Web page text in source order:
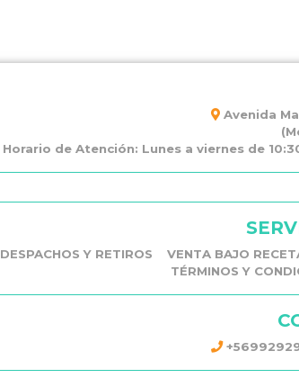
Avenida
Horario de Atención: Lunes a viernes de
DESPACHOS Y RETIROS VENTA BAJO
TÉRMINOS Y